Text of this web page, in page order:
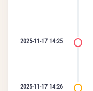
2025-11-17 14:25
2025-11-17 14:26